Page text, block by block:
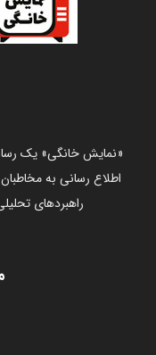
«نمایش خانگی» یک
اطلاع رسانی به
راهبردهای